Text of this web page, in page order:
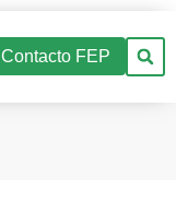
Contacto FEP